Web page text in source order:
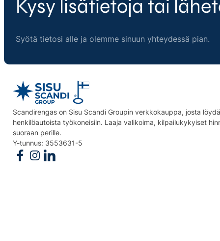
Kysy lisätietoja tai
Syötä tietosi alle ja olemme sinuun yhteydessä pian.
Scandirengas on Sisu Scandi Groupin verkkokauppa, josta
henkilöautoista työkoneisiin. Laaja valikoima, kilpailukykyiset
suoraan perille.
Y-tunnus: 3553631-5
Follow us on Facebook
Follow us on Instagram
Follow us on Linkedin